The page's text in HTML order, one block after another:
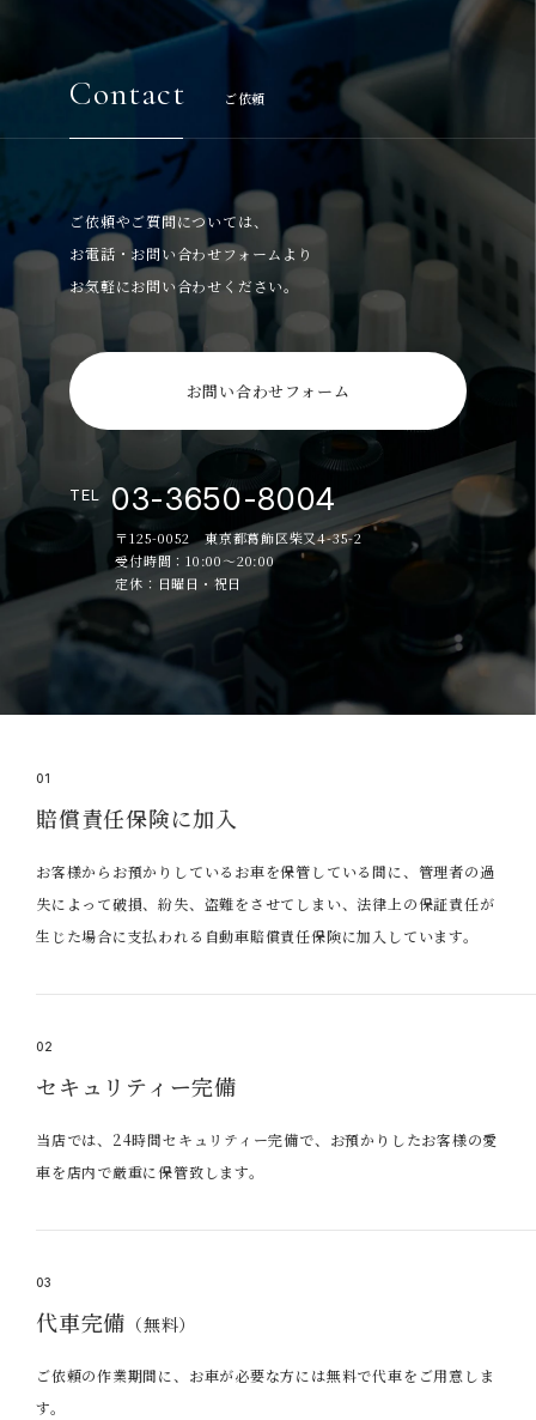
Contact ご依頼
ご依頼やご質問については、
お電話・お問い合わせフォームより
お気軽にお問い合わせください。
お問い合わせフォーム
TEL 03-3650-8004
〒125-0052 東京都葛飾区柴又4-35-2
受付時間：10:00～20:00
定休：日曜日・祝日
01
賠償責任保険に加入
お客様からお預かりしているお車を保管している間に、管理者の過
失によって破損、紛失、盗難をさせてしまい、法律上の保証責任が
生じた場合に支払われる自動車賠償責任保険に加入しています。
02
セキュリティー完備
当店では、24時間セキュリティー完備で、お預かりしたお客様の愛
車を店内で厳重に保管致します。
03
代車完備 （無料）
ご依頼の作業期間に、お車が必要な方には無料で代車をご用意しま
す。